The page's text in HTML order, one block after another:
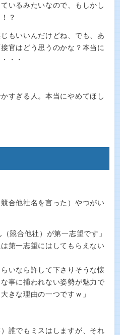
いるみたいなので、もしかし
？
もいいんだけどね、でも、あ
官はどう思うのかな？本当に
・・
すぎる人。本当にやめてほし
合他社名を言った）やつがい
競合他社）が第一志望です」
第一志望にはしてもらえない
いなら許して下さりそうな懐
事に捕われない姿勢が魅力で
きな理由の一つですｗ」
誰でもミスはしますが、それ